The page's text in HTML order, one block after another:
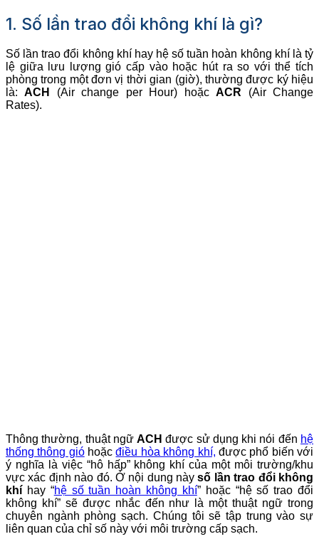
1. Số lần trao đổi không khí là gì?
Số lần trao đổi không khí hay hệ số tuần hoàn không khí là tỷ
lệ giữa lưu lượng gió cấp vào hoặc hút ra so với thể tích
phòng trong một đơn vị thời gian (giờ), thường được ký hiệu
là:ACH (Air change per Hour) hoặcACR (Air Change
Rates).
Thông thường, thuật ngữACH được sử dụng khi nói đến hệ
thống thông gióhoặcđiều hòa không khí, được phổ biến với
ý nghĩa là việc “hô hấp” không khí của một môi trường/khu
vực xác định nào đó. Ở nội dung nàysố lần trao đổi không
khí hay “hệ số tuần hoàn không khí” hoặc “hệ số trao đổi
không khí” sẽ được nhắc đến như là một thuật ngữ trong
chuyên ngành phòng sạch. Chúng tôi sẽ tập trung vào sự
liên quan của chỉ số này với môi trường cấp sạch.